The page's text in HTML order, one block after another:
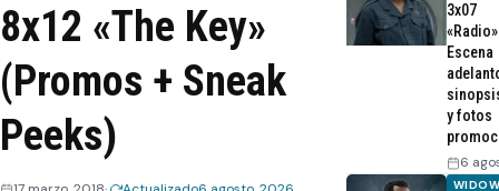
Streaming
Recomendaciones
8x12 «The Key»
(Promos + Sneak
Peeks)
3x07
Escena
y fotos
6